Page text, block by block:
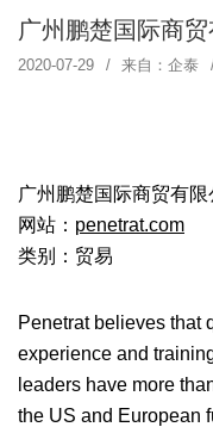
广州鹏楚国际商贸
2020-07-29 来自：企泰
广州鹏楚国际商贸有限
网站： penetrat.com
类别：贸易
Penetrat believes that
experience and
leaders have more
the US and European